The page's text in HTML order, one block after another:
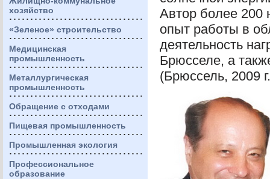
хозяйство
«Зеленое» строительство
Медицинская
промышленность
Металлургическая
промышленность
Обращение с отходами
Пищевая промышленность
Промышленная экология
Профессиональное
образование
Автор более 200
опыт работы в
деятельность
Брюсселе, а
(Брюссель, 2009